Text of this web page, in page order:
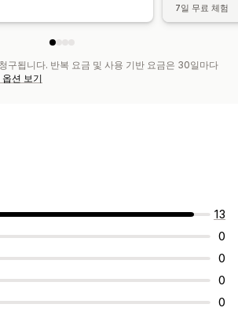
7일 무료 체험
구됩니다. 반복 요금 및 사용 기반 요금은 30일마다
션 보기
13
0
0
0
0